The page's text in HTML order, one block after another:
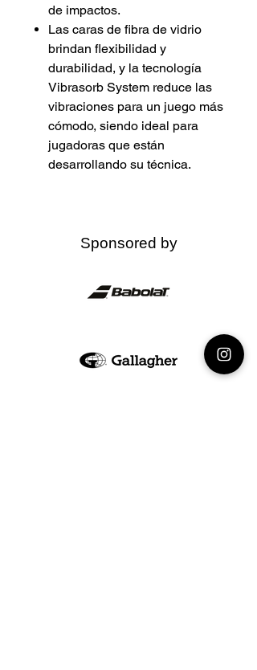
de impactos.
Las caras de fibra de vidrio
brindan flexibilidad y
durabilidad, y la tecnología
Vibrasorb System reduce las
vibraciones para un juego más
cómodo, siendo ideal para
jugadoras que están
desarrollando su técnica.
Sponsored by